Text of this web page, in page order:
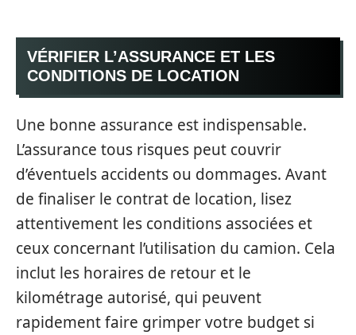
VÉRIFIER L’ASSURANCE ET LES
CONDITIONS DE LOCATION
Une bonne assurance est indispensable.
L’assurance tous risques peut couvrir
d’éventuels accidents ou dommages. Avant
de finaliser le contrat de location, lisez
attentivement les conditions associées et
ceux concernant l’utilisation du camion. Cela
inclut les horaires de retour et le
kilométrage autorisé, qui peuvent
rapidement faire grimper votre budget si